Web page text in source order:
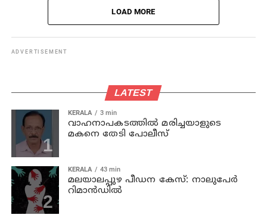
LOAD MORE
ADVERTISEMENT
LATEST
KERALA 3 min
വാഹനാപകടത്തില്‍ മരിച്ചയാളുടെ
മകനെ തേടി പോലീസ്
KERALA 43 min
മലയാലപ്പുഴ പീഡന കേസ്: നാലുപേര്‍
റിമാന്‍ഡില്‍